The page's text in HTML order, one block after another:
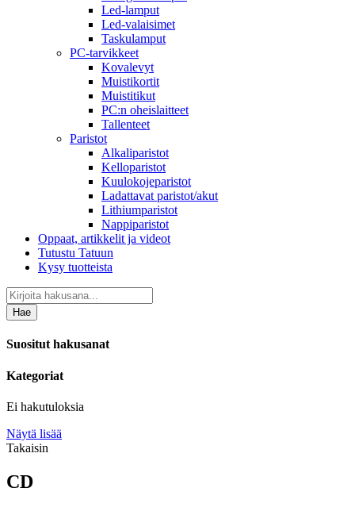
Led-lamput
Led-valaisimet
Taskulamput
PC-tarvikkeet
Kovalevyt
Muistikortit
Muistitikut
PC:n oheislaitteet
Tallenteet
Paristot
Alkaliparistot
Kelloparistot
Kuulokojeparistot
Ladattavat paristot/akut
Lithiumparistot
Nappiparistot
Oppaat, artikkelit ja videot
Tutustu Tatuun
Kysy tuotteista
Hae
Suositut hakusanat
Kategoriat
Ei hakutuloksia
Näytä lisää
Takaisin
CD